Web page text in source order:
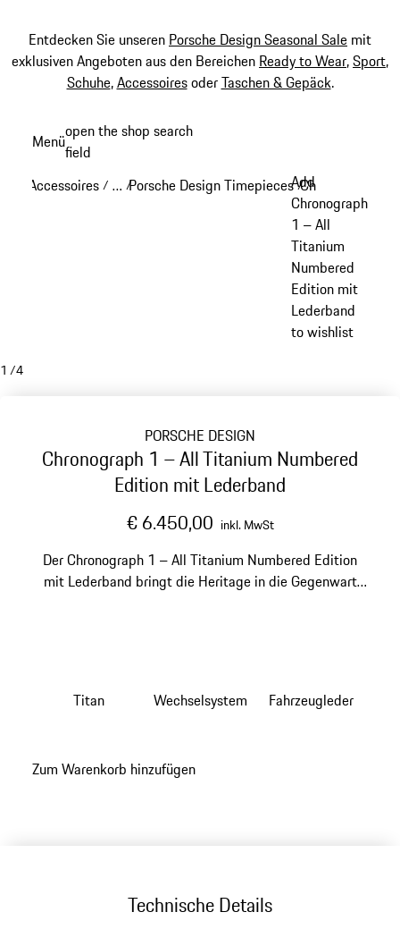
Entdecken Sie unseren Porsche Design Seasonal Sale mit
exklusiven Angeboten aus den Bereichen Ready to Wear,Sport,
Schuhe,AccessoiresoderTaschen & Gepäck.
Hauptinhalt
Menüopen the shop search
field
Accessoires / …
Reveal collapsed breadcrumb items
/Porsche Design Timepieces/Chronograph 1
Add
Chronograph
1 – All
Titanium
Numbered
Edition mit
Lederband
to wishlist
1 /4
PORSCHE DESIGN
Chronograph 1 – All Titanium Numbered
Edition mit Lederband
€ 6.450,00 inkl. MwSt
Der Chronograph 1 – All Titanium Numbered Edition
mit Lederband bringt die Heritage in die Gegenwart
Titan Wechselsystem Fahrzeugleder
Zum Warenkorb hinzufügen
Technische Details